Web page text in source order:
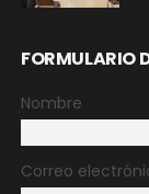
FORMULARIO
Nombre
Correo